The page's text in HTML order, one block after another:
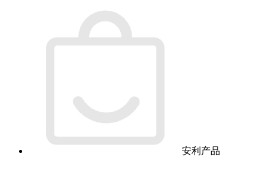
安利产品